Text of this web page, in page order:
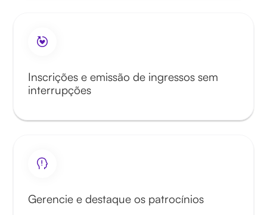
Inscrições e emissão de ingressos sem
interrupções
Gerencie e destaque os patrocínios